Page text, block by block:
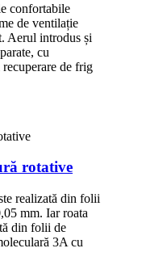
confortabile
de ventilație
Aerul introdus și
cu
de frig
rotative
realizată din folii
mm. Iar roata
din folii de
3A cu